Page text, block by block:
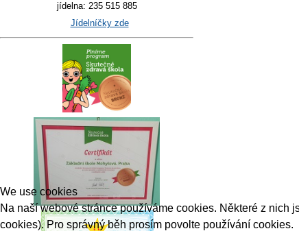
jídelna: 235 515 885
Jídelníčky zde
We use cookies
Na naší webové stránce používáme cookies. Některé z nich
cookies). Pro správný běh prosím povolte používání cookies.